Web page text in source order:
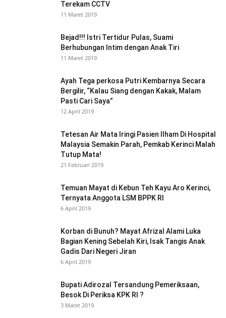
Terekam CCTV
11 Maret 2019
Bejad!!! Istri Tertidur Pulas, Suami
Berhubungan Intim dengan Anak Tiri
11 Maret 2019
Ayah Tega perkosa Putri Kembarnya Secara
Bergilir, “Kalau Siang dengan Kakak, Malam
Pasti Cari Saya”
12 April 2019
Tetesan Air Mata Iringi Pasien Ilham Di Hospital
Malaysia Semakin Parah, Pemkab Kerinci Malah
Tutup Mata!
21 Februari 2019
Temuan Mayat di Kebun Teh Kayu Aro Kerinci,
Ternyata Anggota LSM BPPK RI
6 April 2019
Korban di Bunuh? Mayat Afrizal Alami Luka
Bagian Kening Sebelah Kiri, Isak Tangis Anak
Gadis Dari Negeri Jiran
6 April 2019
Bupati Adirozal Tersandung Pemeriksaan,
Besok Di Periksa KPK RI ?
3 Maret 2019